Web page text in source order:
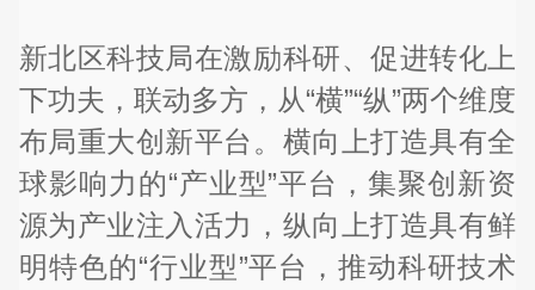
新北区科技局在激励科研、促进转化上
下功夫，联动多方，从“横”“纵”两个维度
布局重大创新平台。横向上打造具有全
球影响力的“产业型”平台，集聚创新资
源为产业注入活力，纵向上打造具有鲜
明特色的“行业型”平台，推动科研技术